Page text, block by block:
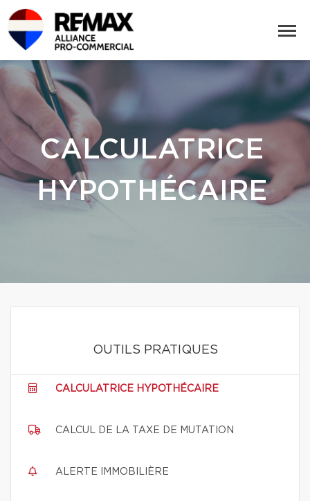
CALCULATRICE
HYPOTHÉCAIRE
OUTILS PRATIQUES
CALCULATRICE HYPOTHÉCAIRE
CALCUL DE LA TAXE DE MUTATION
ALERTE IMMOBILIÈRE